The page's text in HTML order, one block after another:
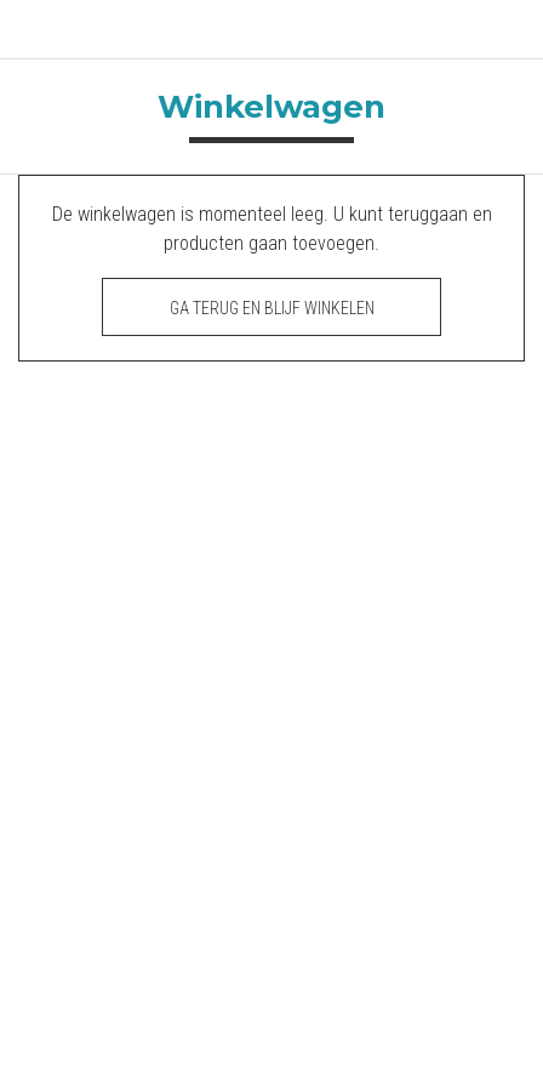
Winkelwagen
De winkelwagen is momenteel leeg. U kunt teruggaan en
producten gaan toevoegen.
GA TERUG EN BLIJF WINKELEN